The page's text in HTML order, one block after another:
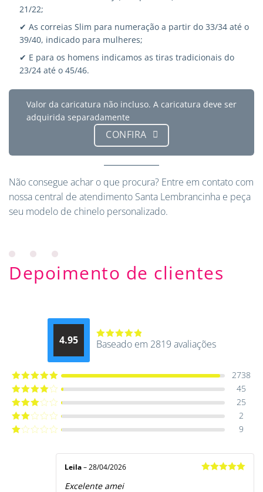
21/22;
✔ As correias Slim para numeração a partir do 33/34 até o
39/40, indicado para mulheres;
✔ E para os homens indicamos as tiras tradicionais do
23/24 até o 45/46.
Valor da caricatura não incluso. A caricatura deve ser
adquirida separadamente
CONFIRA
Não consegue achar o que procura? Entre em contato com
nossa central de atendimento Santa Lembrancinha e peça
seu modelo de chinelo personalizado.
Depoimento de clientes
4.95
Avaliação
Baseado em 2819 avaliações
Avaliação5
2738
Avaliação
45
Avaliação
25
Avaliação
2
9
Leila – 28/04/2026
Excelente amei